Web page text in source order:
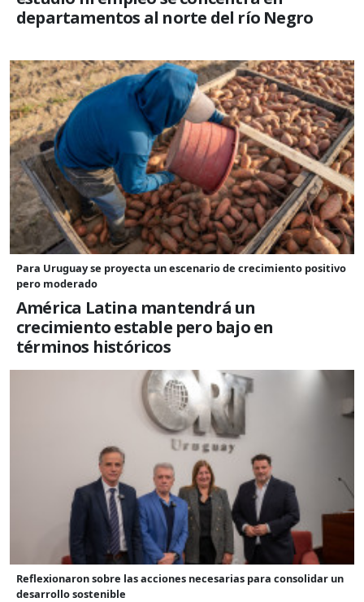
departamentos al norte del río Negro
Para Uruguay se proyecta un escenario de crecimiento positivo
pero moderado
América Latina mantendrá un
crecimiento estable pero bajo en
términos históricos
Reflexionaron sobre las acciones necesarias para consolidar un
desarrollo sostenible